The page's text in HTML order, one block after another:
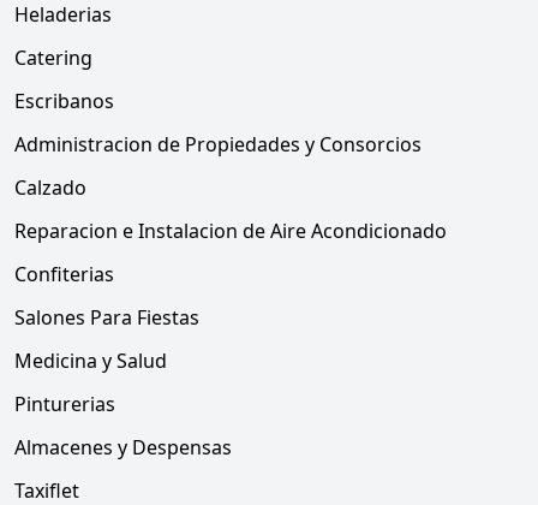
Heladerias
Catering
Escribanos
Administracion de Propiedades y Consorcios
Calzado
Reparacion e Instalacion de Aire Acondicionado
Confiterias
Salones Para Fiestas
Medicina y Salud
Pinturerias
Almacenes y Despensas
Taxiflet